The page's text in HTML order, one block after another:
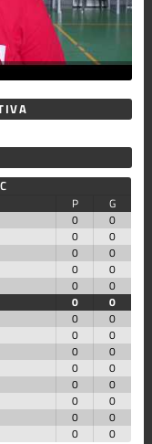
P
G
0
0
0
0
0
0
0
0
0
0
0
0
0
0
0
0
0
0
0
0
0
0
0
0
0
0
0 0